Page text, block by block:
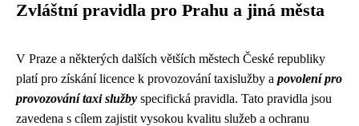
Zvláštní pravidla pro Prahu a jiná města
V Praze a některých dalších větších městech České republiky
platí pro získání licence k provozování taxislužby a povolení pro
provozování taxi služby specifická pravidla. Tato pravidla jsou
zavedena s cílem zajistit vysokou kvalitu služeb a ochranu